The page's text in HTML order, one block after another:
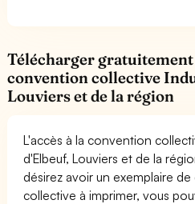
Télécharger gratuitement
convention collective
Louviers et de la région
L'accès à la convention
d'Elbeuf, Louviers et de la
désirez avoir un exemplaire
collective à imprimer, vous